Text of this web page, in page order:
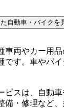
自動車・バイクを
車両やカー用
です。車やバ
ビスは、自動
備・修理など